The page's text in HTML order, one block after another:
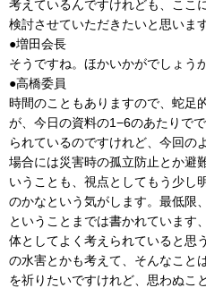
考えているんですけれども、ここ
検討させていただきたいと思いま
●増田会長
そうですね。ほかいかがでしょう
●高橋委員
時間のこともありますので、蛇足
が、今日の資料の1−6のあたりで
られているのですけれど、今回の
場合には災害時の孤立防止とか避
いうことも、視点としてもう少し
のかなという気がします。最低限
ということまでは書かれています
体としてよく考えられていると思
の水害とかも考えて、そんなこと
を祈りたいですけれど、思わぬこ